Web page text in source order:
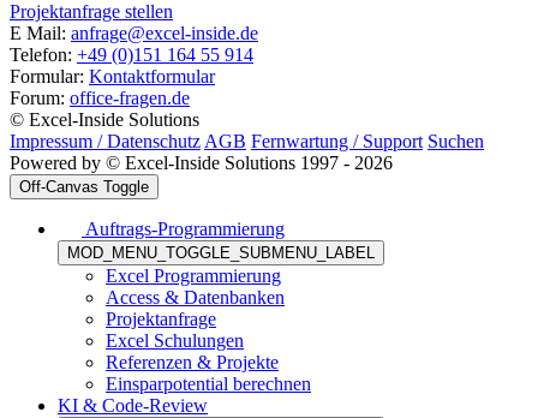
Projektanfrage stellen
E Mail: anfrage@excel-inside.de
Telefon: +49 (0)151 164 55 914
Formular: Kontaktformular
Forum: office-fragen.de
© Excel-Inside Solutions
Impressum / Datenschutz AGB Fernwartung / Support Suchen
Powered by © Excel-Inside Solutions 1997 - 2026
Off-Canvas Toggle
Auftrags-Programmierung
MOD_MENU_TOGGLE_SUBMENU_LABEL
Excel Programmierung
Access & Datenbanken
Projektanfrage
Excel Schulungen
Referenzen & Projekte
Einsparpotential berechnen
KI & Code-Review